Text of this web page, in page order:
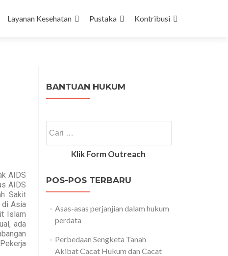
Layanan Kesehatan Pustaka Kontribusi
AIDS
AIDS
Sakit
di Asia
Islam
ada
BANTUAN HUKUM
Klik Form Outreach
POS-POS TERBARU
Asas-asas perjanjian dalam hukum
perdata
Perbedaan Sengketa Tanah
Akibat Cacat Hukum dan Cacat